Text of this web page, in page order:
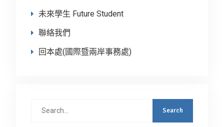
未來學生 Future Student
聯絡我們
回本處(國際暨兩岸事務處)